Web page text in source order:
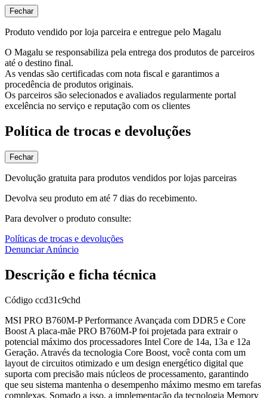
Fechar
Produto vendido por loja parceira e entregue pelo Magalu
O Magalu se responsabiliza pela entrega dos produtos de parceiros
até o destino final.
As vendas são certificadas com nota fiscal e garantimos a
procedência de produtos originais.
Os parceiros são selecionados e avaliados regularmente portal
excelência no serviço e reputação com os clientes
Política de trocas e devoluções
Fechar
Devolução gratuita para produtos vendidos por lojas parceiras
Devolva seu produto em até 7 dias do recebimento.
Para devolver o produto consulte:
Políticas de trocas e devoluções
Denunciar Anúncio
Descrição e ficha técnica
Código ccd31c9chd
MSI PRO B760M-P Performance Avançada com DDR5 e Core
Boost A placa-mãe PRO B760M-P foi projetada para extrair o
potencial máximo dos processadores Intel Core de 14a, 13a e 12a
Geração. Através da tecnologia Core Boost, você conta com um
layout de circuitos otimizado e um design energético digital que
suporta com precisão mais núcleos de processamento, garantindo
que seu sistema mantenha o desempenho máximo mesmo em tarefas
complexas. Somado a isso, a implementação da tecnologia Memory